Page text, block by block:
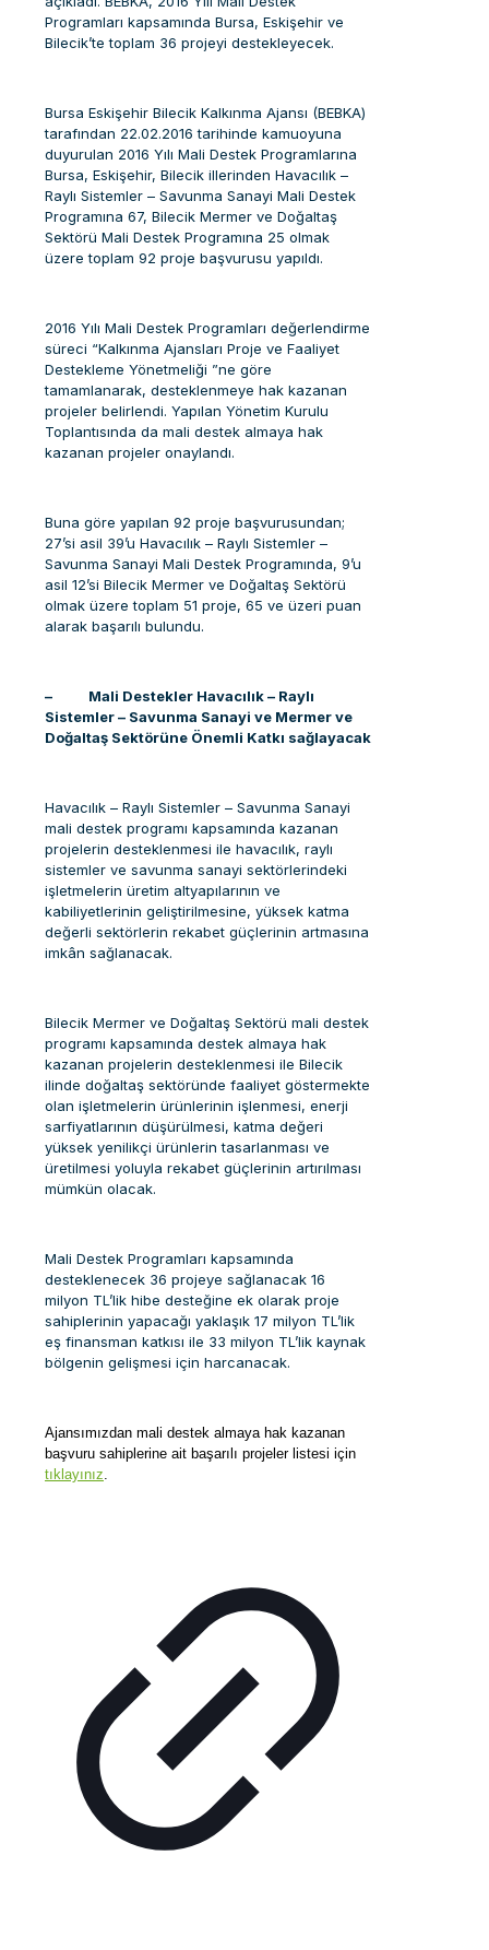
Programları kapsamında Bursa, Eskişehir ve
Bilecik’te toplam 36 projeyi destekleyecek.
Bursa Eskişehir Bilecik Kalkınma Ajansı (BEBKA)
tarafından 22.02.2016 tarihinde kamuoyuna
duyurulan 2016 Yılı Mali Destek Programlarına
Bursa, Eskişehir, Bilecik illerinden Havacılık –
Raylı Sistemler – Savunma Sanayi Mali Destek
Programına 67, Bilecik Mermer ve Doğaltaş
Sektörü Mali Destek Programına 25 olmak
üzere toplam 92 proje başvurusu yapıldı.
2016 Yılı Mali Destek Programları değerlendirme
süreci “Kalkınma Ajansları Proje ve Faaliyet
Destekleme Yönetmeliği ”ne göre
tamamlanarak, desteklenmeye hak kazanan
projeler belirlendi. Yapılan Yönetim Kurulu
Toplantısında da mali destek almaya hak
kazanan projeler onaylandı.
Buna göre yapılan 92 proje başvurusundan;
27’si asil 39’u Havacılık – Raylı Sistemler –
Savunma Sanayi Mali Destek Programında, 9’u
asil 12’si Bilecik Mermer ve Doğaltaş Sektörü
olmak üzere toplam 51 proje, 65 ve üzeri puan
alarak başarılı bulundu.
– Mali Destekler Havacılık – Raylı
Sistemler – Savunma Sanayi ve Mermer ve
Doğaltaş Sektörüne Önemli Katkı sağlayacak
Havacılık – Raylı Sistemler – Savunma Sanayi
mali destek programı kapsamında kazanan
projelerin desteklenmesi ile havacılık, raylı
sistemler ve savunma sanayi sektörlerindeki
işletmelerin üretim altyapılarının ve
kabiliyetlerinin geliştirilmesine, yüksek katma
değerli sektörlerin rekabet güçlerinin artmasına
imkân sağlanacak.
Bilecik Mermer ve Doğaltaş Sektörü mali destek
programı kapsamında destek almaya hak
kazanan projelerin desteklenmesi ile Bilecik
ilinde doğaltaş sektöründe faaliyet göstermekte
olan işletmelerin ürünlerinin işlenmesi, enerji
sarfiyatlarının düşürülmesi, katma değeri
yüksek yenilikçi ürünlerin tasarlanması ve
üretilmesi yoluyla rekabet güçlerinin artırılması
mümkün olacak.
Mali Destek Programları kapsamında
desteklenecek 36 projeye sağlanacak 16
milyon TL’lik hibe desteğine ek olarak proje
sahiplerinin yapacağı yaklaşık 17 milyon TL’lik
eş finansman katkısı ile 33 milyon TL’lik kaynak
bölgenin gelişmesi için harcanacak.
Ajansımızdan mali destek almaya hak kazanan
başvuru sahiplerine ait başarılı projeler listesi için
tıklayınız.